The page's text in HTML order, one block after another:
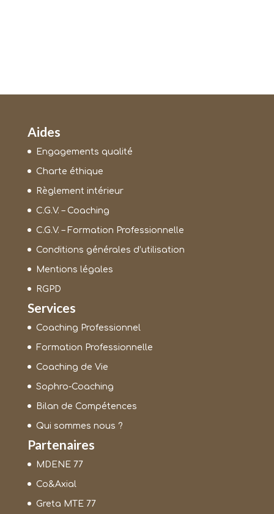
Aides
Engagements qualité
Charte éthique
Règlement intérieur
C.G.V. – Coaching
C.G.V. – Formation Professionnelle
Conditions générales d’utilisation
Mentions légales
RGPD
Services
Coaching Professionnel
Formation Professionnelle
Coaching de Vie
Sophro-Coaching
Bilan de Compétences
Qui sommes nous ?
Partenaires
MDENE 77
Co&Axial
Greta MTE 77